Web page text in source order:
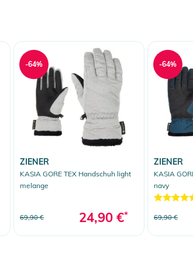
ZIENER
KASIA GORE TEX Handschuh light
melange
69,90 € 24,90 €*
-64%
ZIENER
KASIA
navy
69,90 €
-64%